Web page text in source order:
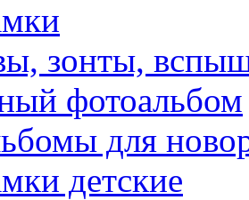
зонты,
фотоальбом
для
детские